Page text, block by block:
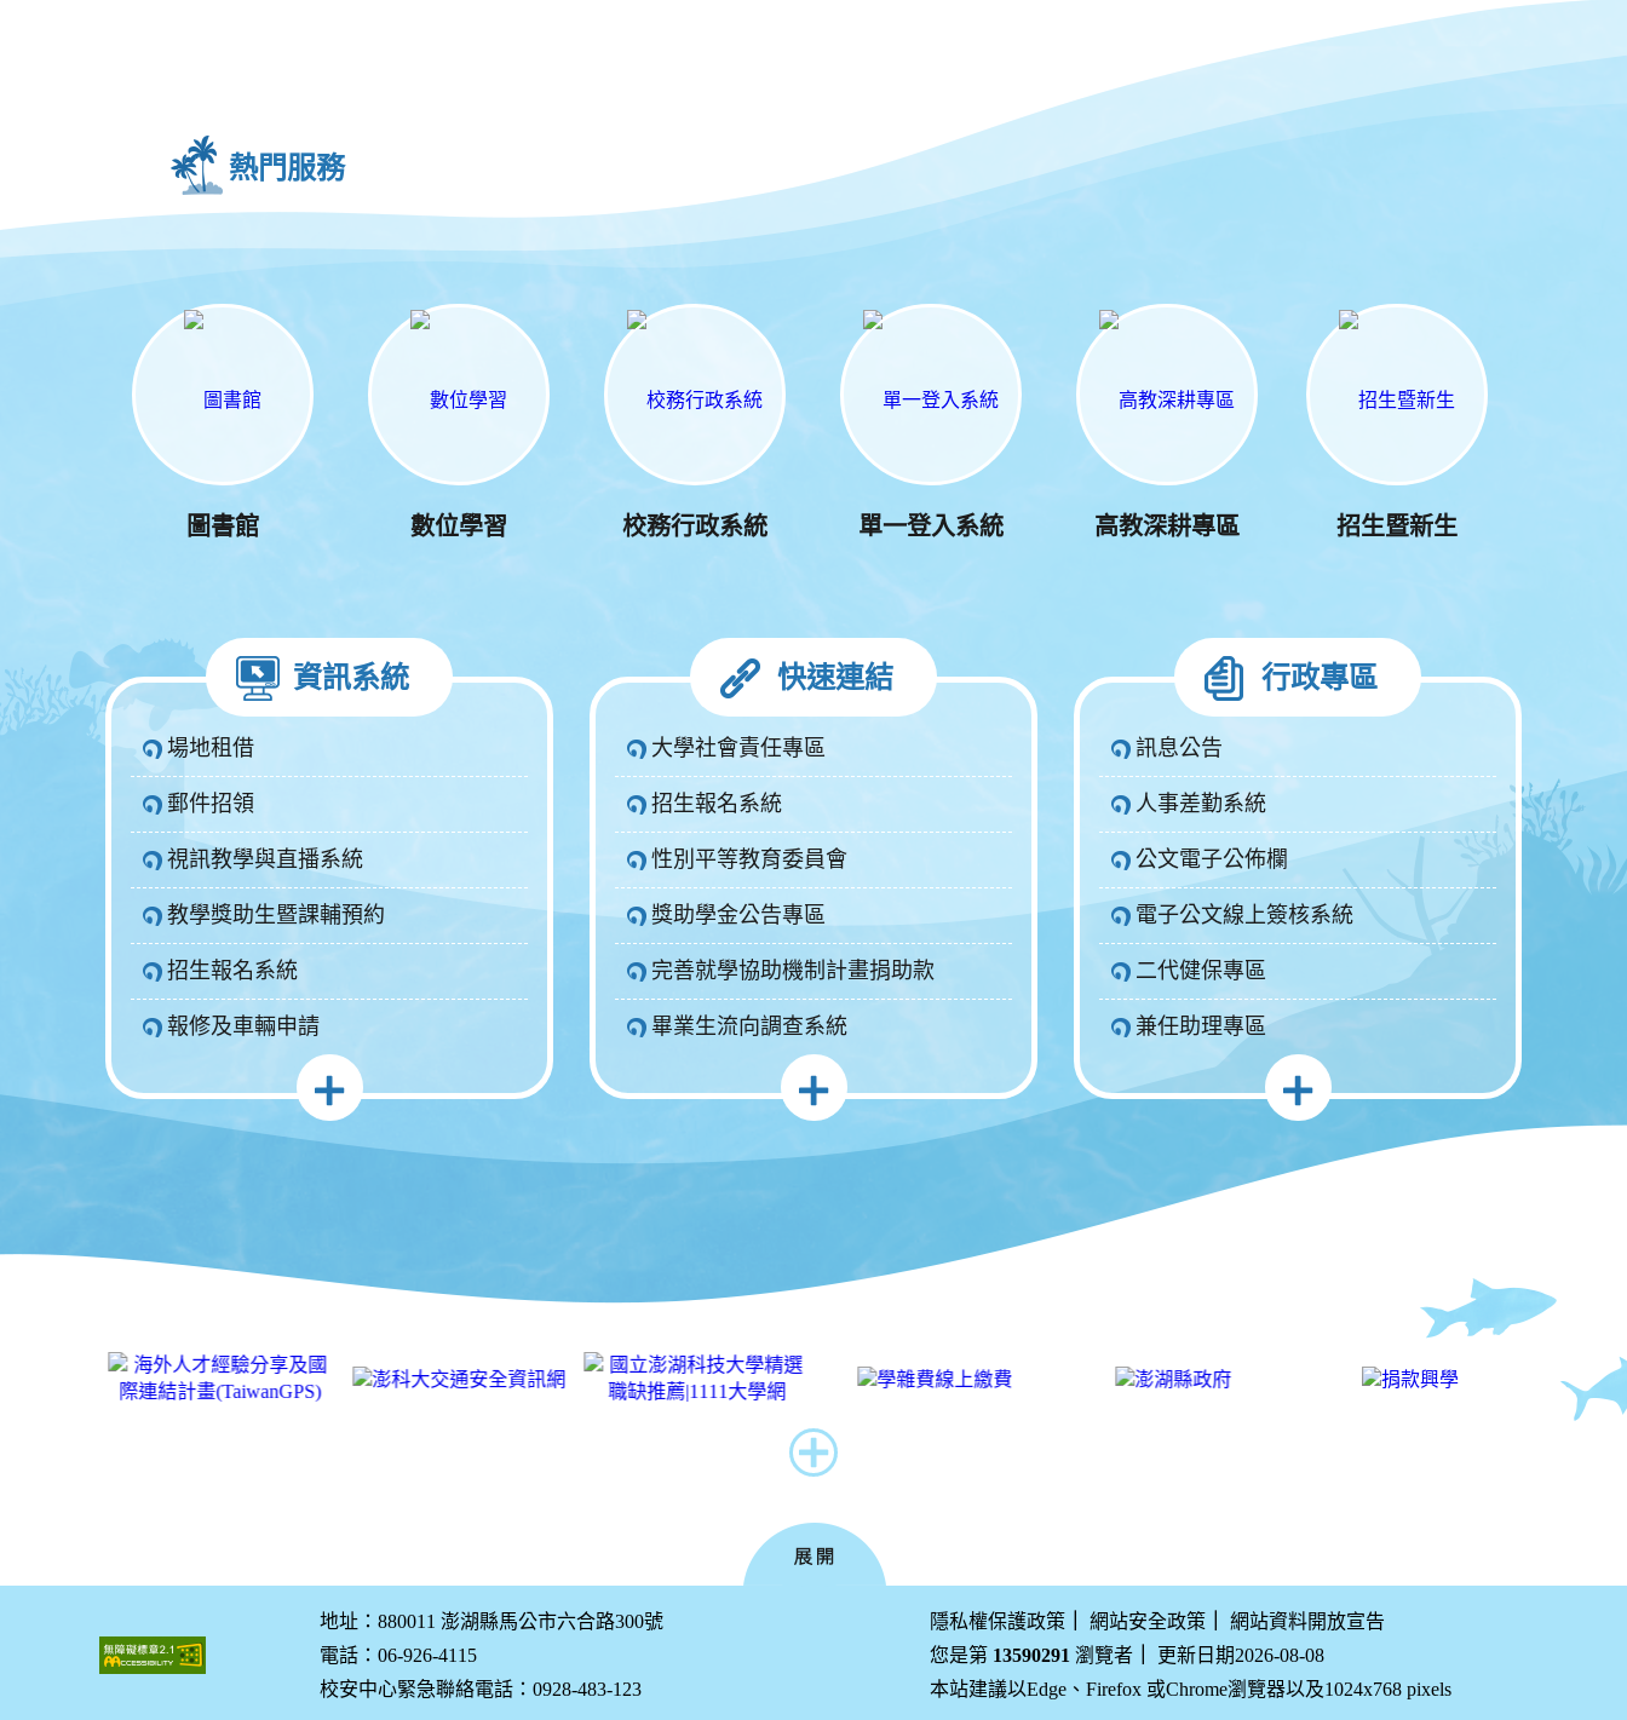
熱門服務
圖書館 數位學習 校務行政系統 單一登入系統 高教深耕專區 招生暨新生
資訊系統
場地租借
郵件招領
視訊教學與直播系統
教學獎助生暨課輔預約
招生報名系統
報修及車輛申請
快速連結
大學社會責任專區
招生報名系統
性別平等教育委員會
獎助學金公告專區
完善就學協助機制計畫捐助款
畢業生流向調查系統
行政專區
訊息公告
人事差勤系統
公文電子公佈欄
電子公文線上簽核系統
二代健保專區
兼任助理專區
地址：880011 澎湖縣馬公市六合路300號
電話：06-926-4115
校安中心緊急聯絡電話：0928-483-123
隱私權保護政策 網站安全政策
網站資料開放宣告
您是第 13590291 瀏覽者
更新日期2026-08-08
本站建議以Edge、Firefox 或Chrome瀏覽器以及1024x768 pixels